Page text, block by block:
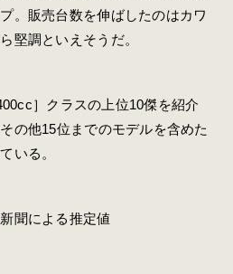
。販売台数を伸ばしたのはカワ
堅調といえそうだ。
］クラスの上位10傑を紹介
の他15位までのモデルを含めた
いる。
聞による推定値